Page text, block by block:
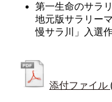
第一生命のサラ
地元版サラリー
慢サラ川」入選
添付ファイル